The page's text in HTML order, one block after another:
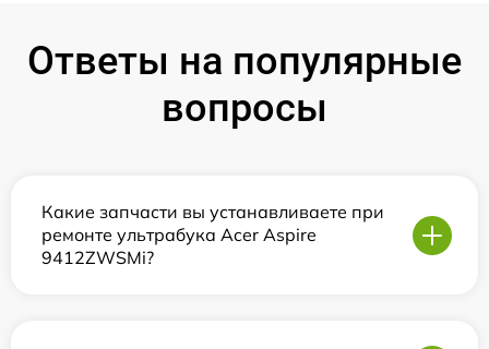
Ответы на популярные
вопросы
Какие запчасти вы устанавливаете при
ремонте ультрабука Acer Aspire
9412ZWSMi?